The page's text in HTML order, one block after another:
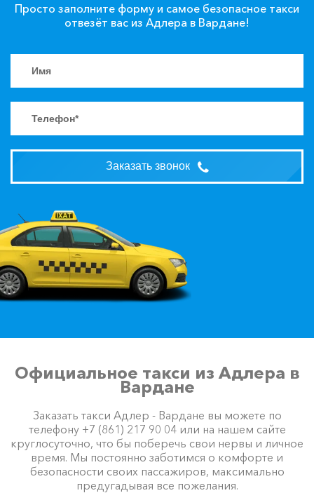
Просто заполните форму и самое безопасное такси
отвезёт вас из Адлера в Вардане!
Заказать звонок
Официальное такси из Адлера в
Вардане
Заказать такси Адлер - Вардане вы можете по
телефону +7 (861) 217 90 04 или на нашем сайте
круглосуточно, что бы поберечь свои нервы и личное
время. Мы постоянно заботимся о комфорте и
безопасности своих пассажиров, максимально
предугадывая все пожелания.